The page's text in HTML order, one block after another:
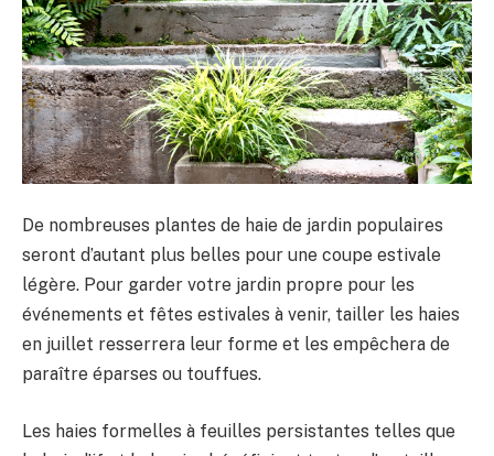
De nombreuses plantes de haie de jardin populaires
seront d’autant plus belles pour une coupe estivale
légère. Pour garder votre jardin propre pour les
événements et fêtes estivales à venir, tailler les haies
en juillet resserrera leur forme et les empêchera de
paraître éparses ou touffues.
Les haies formelles à feuilles persistantes telles que